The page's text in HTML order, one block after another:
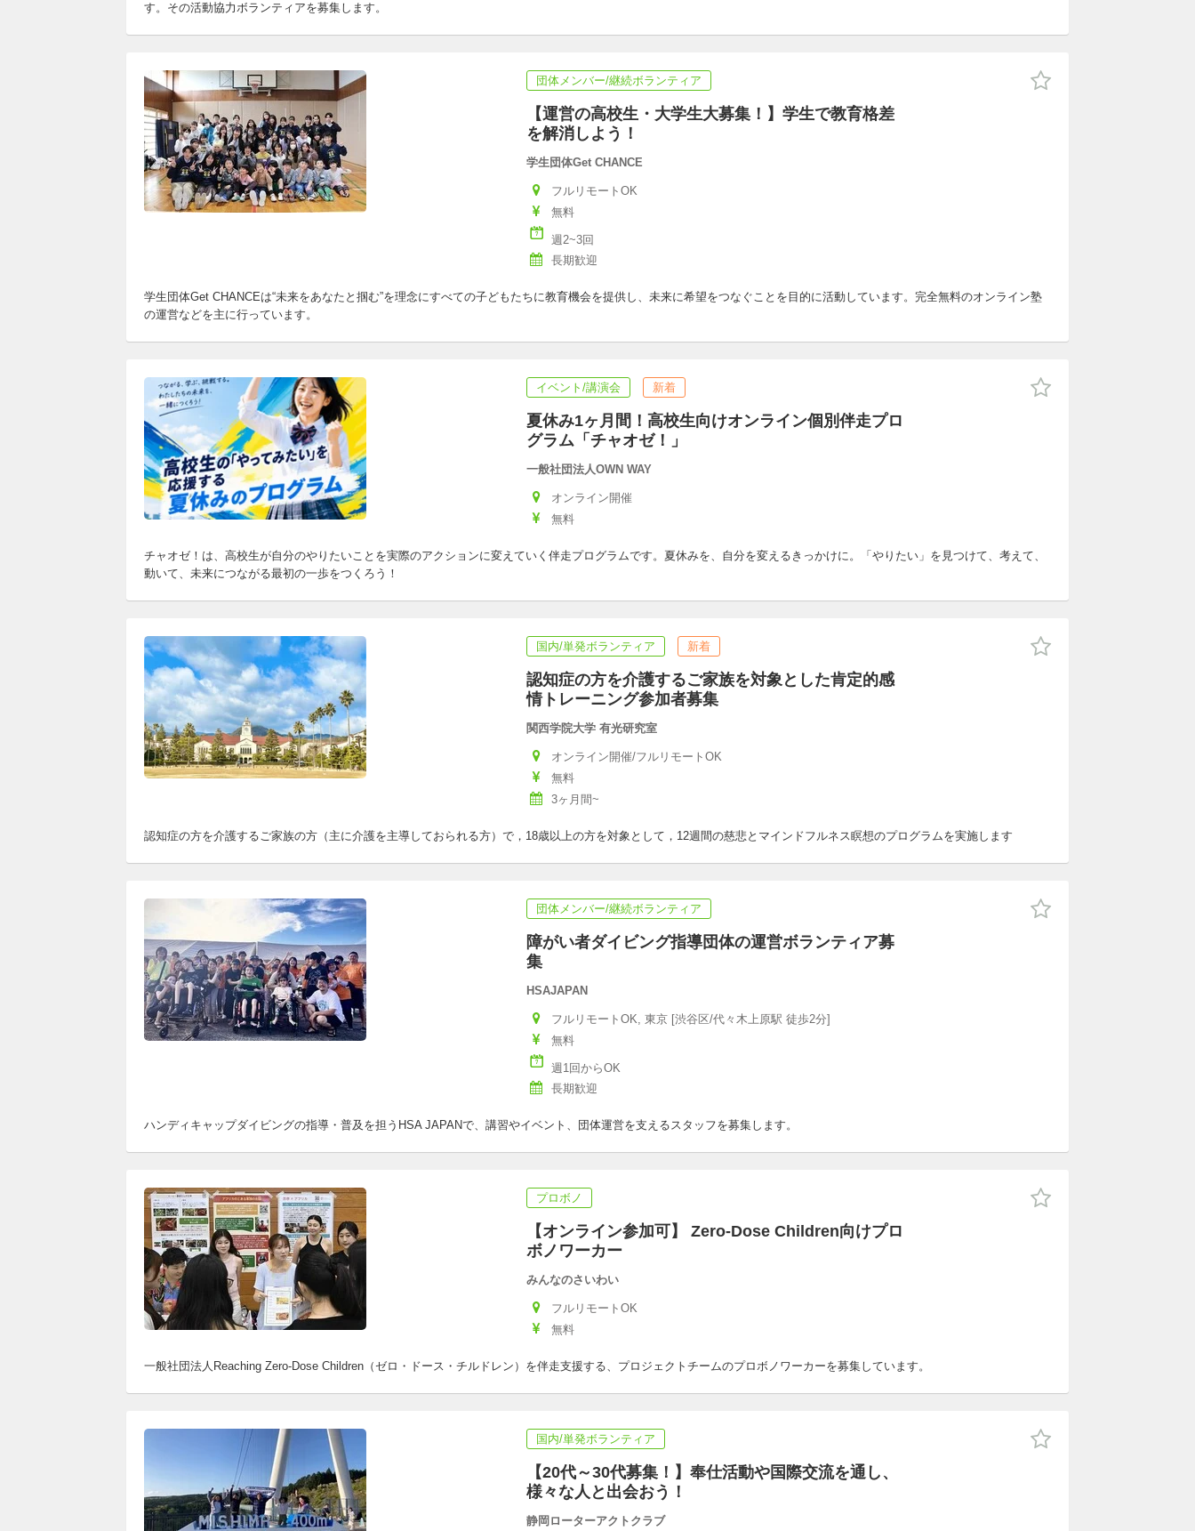
す。その活動協力ボランティアを募集します。
団体メンバー/継続ボランティア
【運営の高校生・大学生大募集！】学生で教育格差
を解消しよう！
学生団体Get CHANCE
フルリモートOK
無料
週2~3回
長期歓迎
学生団体Get CHANCEは“未来をあなたと掴む”を理念にすべての子どもたちに教育機会を提供し、未来に希望をつなぐことを目的に活動しています。完全無料のオンライン塾
の運営などを主に行っています。
イベント/講演会 新着
夏休み1ヶ月間！高校生向けオンライン個別伴走プロ
グラム「チャオゼ！」
一般社団法人OWN WAY
オンライン開催
無料
チャオゼ！は、高校生が自分のやりたいことを実際のアクションに変えていく伴走プログラムです。夏休みを、自分を変えるきっかけに。「やりたい」を見つけて、考えて、
動いて、未来につながる最初の一歩をつくろう！
国内/単発ボランティア 新着
認知症の方を介護するご家族を対象とした肯定的感
情トレーニング参加者募集
関西学院大学 有光研究室
オンライン開催/フルリモートOK
無料
3ヶ月間~
認知症の方を介護するご家族の方（主に介護を主導しておられる方）で，18歳以上の方を対象として，12週間の慈悲とマインドフルネス瞑想のプログラムを実施します
団体メンバー/継続ボランティア
障がい者ダイビング指導団体の運営ボランティア募
集
HSAJAPAN
フルリモートOK, 東京 [渋谷区/代々木上原駅 徒歩2分]
無料
週1回からOK
長期歓迎
ハンディキャップダイビングの指導・普及を担うHSA JAPANで、講習やイベント、団体運営を支えるスタッフを募集します。
プロボノ
【オンライン参加可】 Zero-Dose Children向けプロ
ボノワーカー
みんなのさいわい
フルリモートOK
無料
一般社団法人Reaching Zero-Dose Children（ゼロ・ドース・チルドレン）を伴走支援する、プロジェクトチームのプロボノワーカーを募集しています。
国内/単発ボランティア
【20代～30代募集！】奉仕活動や国際交流を通し、
様々な人と出会おう！
静岡ローターアクトクラブ